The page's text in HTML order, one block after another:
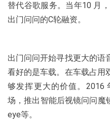
替代谷歌服务。当年10 月
出门问问的C轮融资。
出门问问开始寻找更大的语
看好的是车载。在车载占用
够发挥更大的价值。2016
场，推出智能后视镜问问魔
eye等。